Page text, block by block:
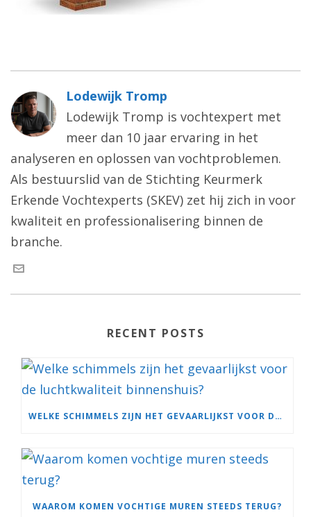
Lodewijk Tromp
Lodewijk Tromp is vochtexpert met
meer dan 10 jaar ervaring in het
analyseren en oplossen van vochtproblemen.
Als bestuurslid van de Stichting Keurmerk
Erkende Vochtexperts (SKEV) zet hij zich in voor
kwaliteit en professionalisering binnen de
branche.
RECENT POSTS
WELKE SCHIMMELS ZIJN HET GEVAARLIJKST VOOR DE LUCHTKWALITEIT BINNENSHUIS?
WAAROM KOMEN VOCHTIGE MUREN STEEDS TERUG?